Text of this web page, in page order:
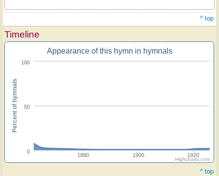
^ top
Timeline
Appearance of this hymn in hymnals
1880 1900 1920
0
50
100
Percent of hymnals
Highcharts.com
^ top